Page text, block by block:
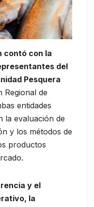
contó con la
del
Pesquera
Regional de
entidades
la evaluación de
y los métodos de
productos
y el
la